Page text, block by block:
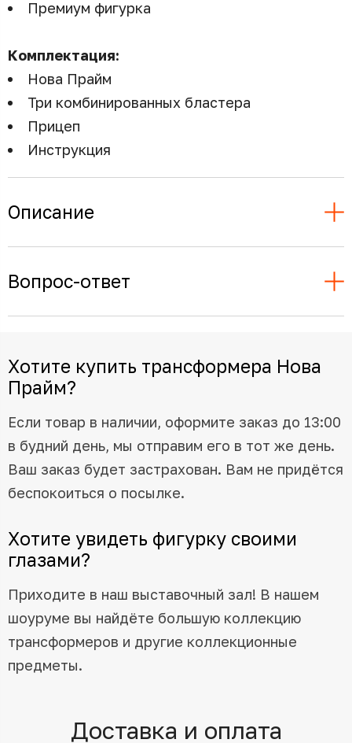
Премиум фигурка
Комплектация:
Нова Прайм
Три комбинированных бластера
Прицеп
Инструкция
Описание
Вопрос-ответ
Хотите купить трансформера Нова
Прайм?
Если товар в наличии, оформите заказ до 13:00
в будний день, мы отправим его в тот же день.
Ваш заказ будет застрахован. Вам не придётся
беспокоиться о посылке.
Хотите увидеть фигурку своими
глазами?
Приходите в наш выставочный зал! В нашем
шоуруме вы найдёте большую коллекцию
трансформеров и другие коллекционные
предметы.
Доставка и оплата